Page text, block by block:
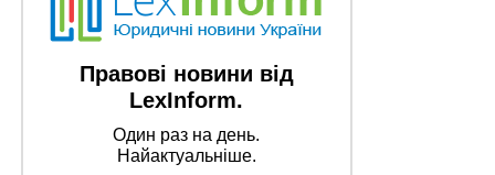
Правові новини від
LexInform.
Один раз на день.
Найактуальніше.